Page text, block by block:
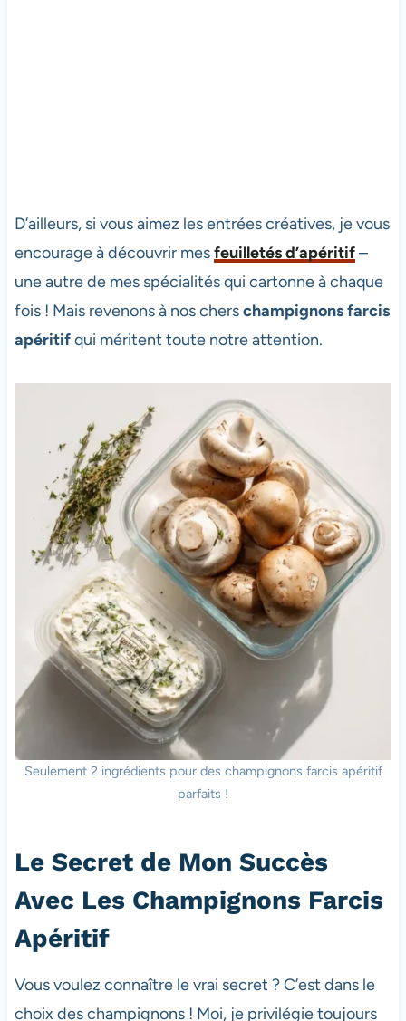
D’ailleurs, si vous aimez les entrées créatives, je vous
encourage à découvrir mesfeuilletés d’apéritif–
une autre de mes spécialités qui cartonne à chaque
fois ! Mais revenons à nos cherschampignons farcis
apéritifqui méritent toute notre attention.
Seulement 2 ingrédients pour des champignons farcis apéritif
parfaits !
Le Secret de Mon Succès
Avec Les Champignons Farcis
Apéritif
Vous voulez connaître le vrai secret ? C’est dans le
choix des champignons ! Moi, je privilégie toujours